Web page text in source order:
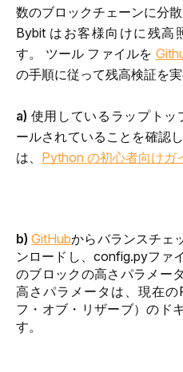
数のブロックチェーンに分散
Bybit はお客様向けに残高
す。 ツール ファイルを
の手順に従って残高検証を実
a) 使用しているラップトッ
ールされていることを確認
は、 Python の初心者向けガ
b) GitHubからバランスチェ
ンロードし、config.pyファ
のブロックの高さパラメー
高さパラメータは、現在
フ・オブ・リザーブ）のド
す。